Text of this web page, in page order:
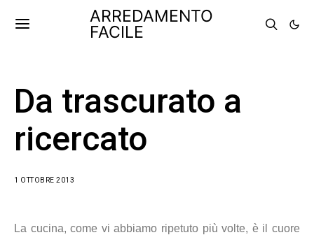
ARREDAMENTO
FACILE
Da trascurato a
ricercato
1 OTTOBRE 2013
La cucina, come vi abbiamo ripetuto più volte, è il cuore